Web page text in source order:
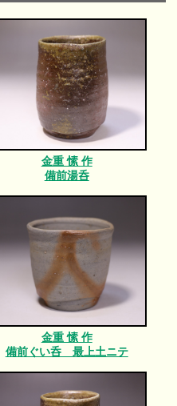
金重 愫 作
備前湯呑
金重 愫 作
備前ぐい呑 最上土ニテ